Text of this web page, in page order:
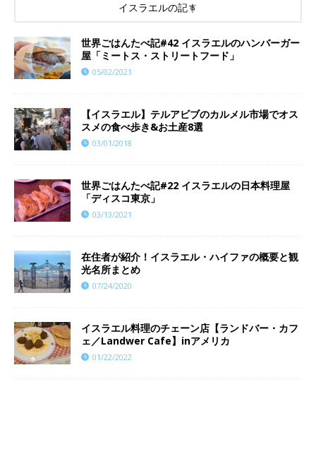
イスラエルの記事
世界ごはんたべ記#42 イスラエルのハンバーガー
屋「ミートス・ストリートフード」
05/02/2021
【イスラエル】テルアビブのカルメル市場でオス
スメの食べ歩き&お土産8選
03/01/2018
世界ごはんたべ記#22 イスラエルの日本料理屋
「ディスコ東京」
03/13/2021
在住者が紹介！イスラエル・ハイファの概要と観
光名所まとめ
07/24/2020
イスラエル料理のチェーン店【ランドバー・カフ
ェ／Landwer Cafe】inアメリカ
01/22/2022